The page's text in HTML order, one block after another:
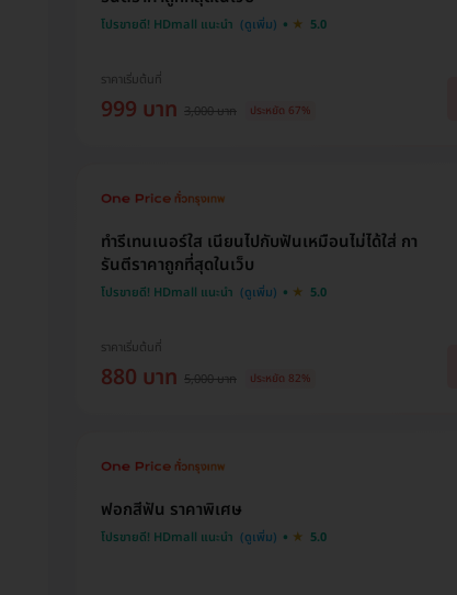
โปรขายดี! HDmall แนะนำ 5.0
ราคาเริ่มต้นที่
999 บาท 3,000 บาท ประหยัด 67%
ทำรีเทนเนอร์ใส เนียนไปกับฟันเหมือนไม่ได้ใส่ กา
รันตีราคาถูกที่สุดในเว็บ
โปรขายดี! HDmall แนะนำ 5.0
ราคาเริ่มต้นที่
880 บาท 5,000 บาท ประหยัด 82%
ฟอกสีฟัน ราคาพิเศษ
โปรขายดี! HDmall แนะนำ 5.0